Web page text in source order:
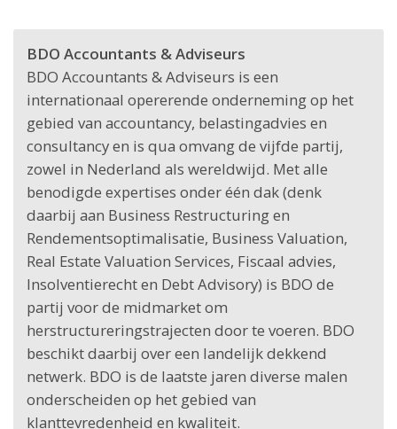
BDO Accountants & Adviseurs
BDO Accountants & Adviseurs is een
internationaal opererende onderneming op het
gebied van accountancy, belastingadvies en
consultancy en is qua omvang de vijfde partij,
zowel in Nederland als wereldwijd. Met alle
benodigde expertises onder één dak (denk
daarbij aan Business Restructuring en
Rendementsoptimalisatie, Business Valuation,
Real Estate Valuation Services, Fiscaal advies,
Insolventierecht en Debt Advisory) is BDO de
partij voor de midmarket om
herstructureringstrajecten door te voeren. BDO
beschikt daarbij over een landelijk dekkend
netwerk. BDO is de laatste jaren diverse malen
onderscheiden op het gebied van
klanttevredenheid en kwaliteit.